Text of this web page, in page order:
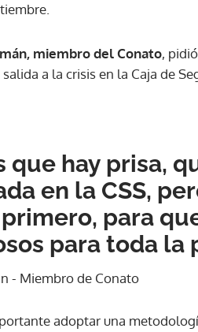
miembro del Conato,
a la crisis en la Caja de
que hay prisa,
en la CSS,
para
para toda la
- Miembro de Conato
adoptar una